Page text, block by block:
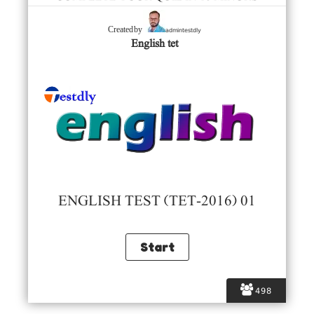
498
Created by admintestdly
English tet
ENGLISH TEST (TET-2016) 01